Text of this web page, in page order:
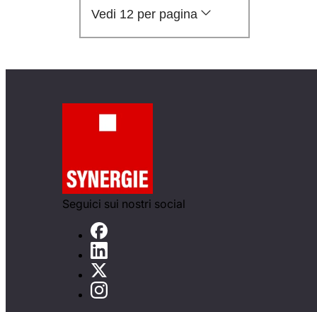
Vedi 12 per pagina
Seguici sui nostri social